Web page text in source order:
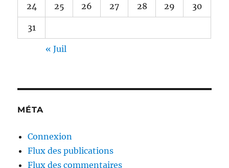
24 25 26 27 28 29 30
31
« Juil
MÉTA
Connexion
Flux des publications
Flux des commentaires